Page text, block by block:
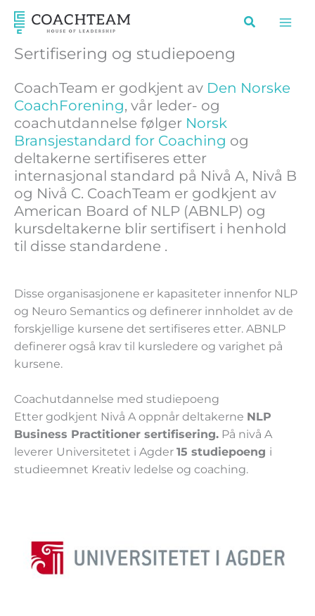
Hopp
rett
innholdet
Sertifisering og studiepoeng
CoachTeam er godkjent av Den Norske
CoachForening, vår leder- og
coachutdannelse følger Norsk
Bransjestandard for Coaching og
deltakerne sertifiseres etter
internasjonal standard på Nivå A, Nivå B
og Nivå C. CoachTeam er godkjent av
American Board of NLP (ABNLP) og
kursdeltakerne blir sertifisert i henhold
til disse standardene .
Disse organisasjonene er kapasiteter innenfor NLP
og Neuro Semantics og definerer innholdet av de
forskjellige kursene det sertifiseres etter. ABNLP
definerer også krav til kursledere og varighet på
kursene.
Coachutdannelse med studiepoeng
Etter godkjent Nivå A oppnår deltakerne NLP
Business Practitioner sertifisering. På nivå A
leverer Universitetet i Agder 15 studiepoeng i
studieemnet Kreativ ledelse og coaching.